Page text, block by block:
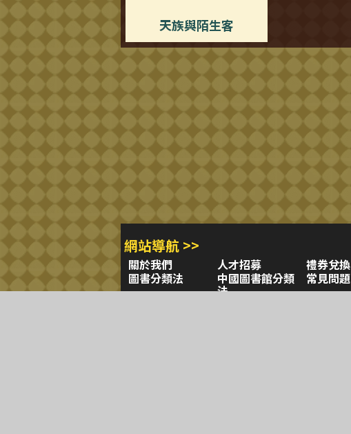
天族與陌生客
網站導航 >>
關於我們 人才招募 禮券兌換
圖書分類法
中國圖書館分類
法
常見問題